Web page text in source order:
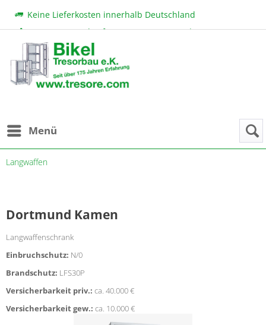
Keine Lieferkosten innerhalb Deutschland
Beratung & Verkauf:+49 (0) 7131 222 11|
bikel@tresore.com
Günstige Preise
Menü
Langwaffen
Dortmund Kamen
Langwaffenschrank
Einbruchschutz: N/0
Brandschutz: LFS30P
Versicherbarkeit priv.: ca. 40.000 €
Versicherbarkeit gew.: ca. 10.000 €